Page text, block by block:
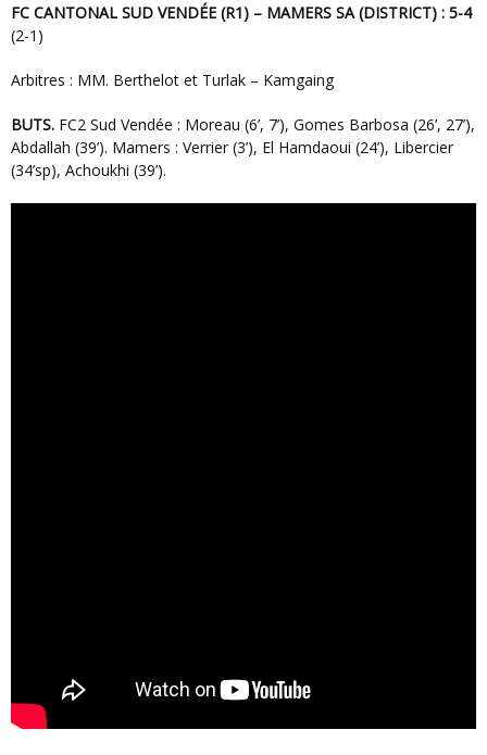
FC CANTONAL SUD VENDÉE (R1) – MAMERS SA (DISTRICT) : 5-4
(2-1)
Arbitres : MM. Berthelot et Turlak – Kamgaing
BUTS. FC2 Sud Vendée : Moreau (6’, 7’), Gomes Barbosa (26’, 27’),
Abdallah (39’). Mamers : Verrier (3’), El Hamdaoui (24’), Libercier
(34’sp), Achoukhi (39’).